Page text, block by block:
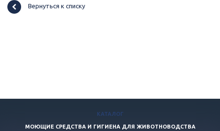
Вернуться к списку
КАТАЛОГ
МОЮЩИЕ СРЕДСТВА И ГИГИЕНА ДЛЯ ЖИВОТНОВОДСТВА